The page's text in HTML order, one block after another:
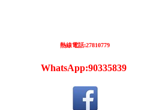
熱線電話:27810779
WhatsApp:90335839